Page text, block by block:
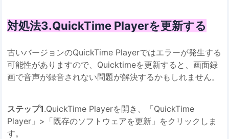
対処法3.QuickTime Playerを更新する
古いバージョンのQuickTime Playerではエラーが発生する
可能性がありますので、Quicktimeを更新すると、画面録
画で音声が録音されない問題が解決するかもしれません。
ステップ1.QuickTime Playerを開き、「QuickTime
Player」>「既存のソフトウェアを更新」をクリックしま
す。